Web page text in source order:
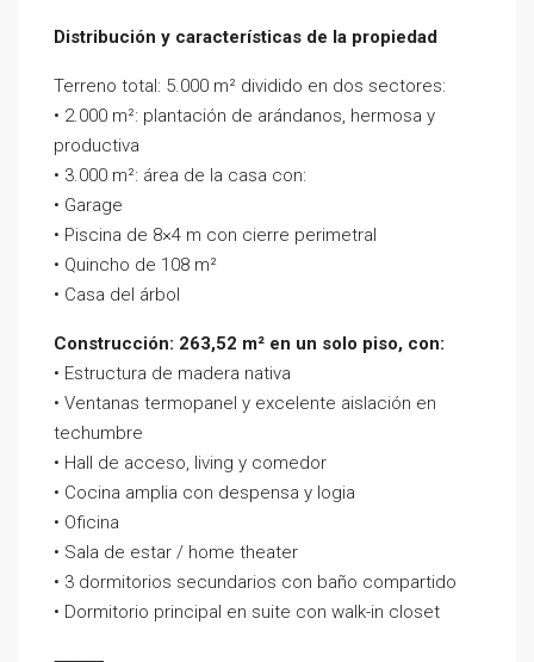
Distribución y características de la propiedad
Terreno total: 5.000 m² dividido en dos sectores:
• 2.000 m²: plantación de arándanos, hermosa y
productiva
• 3.000 m²: área de la casa con:
• Garage
• Piscina de 8×4 m con cierre perimetral
• Quincho de 108 m²
• Casa del árbol
Construcción: 263,52 m² en un solo piso, con:
• Estructura de madera nativa
• Ventanas termopanel y excelente aislación en
techumbre
• Hall de acceso, living y comedor
• Cocina amplia con despensa y logia
• Oficina
• Sala de estar / home theater
• 3 dormitorios secundarios con baño compartido
• Dormitorio principal en suite con walk-in closet